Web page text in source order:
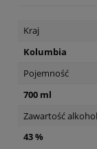
Kraj
Kolumbia
Pojemność
700 ml
Zawartość
43 %